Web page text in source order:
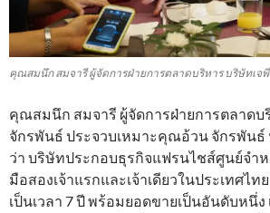
คุณสมนึก สมจารี ผู้จัดการฝ่ายการตลาดบริหาร บริษัทเจพี
คุณสมนึก สมจารี ผู้จัดการฝ่ายการตลาด
จักรพันธ์ ประจวบเหมาะคุณอ้วน จักรพันธ์
ว่า บริษัทประกอบธุรกิจแฟรนไชส์ศูนย์จำ
มือสองเจ้าแรกและเจ้าเดียวในประเทศไท
เป็นเวลา 7 ปี พร้อมยอดขายเป็นอันดับหนึ่